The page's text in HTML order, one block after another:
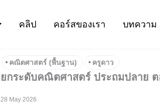
คลิป คอร์สของเรา บทความ
+ คณิตศาสตร์ (พื้นฐาน) + ครูดาว
ยกระดับคณิตศาสตร์ ประถมปลาย
28 May 2026